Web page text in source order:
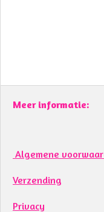
Meer informatie:
Algemene
Verzending
Privacy